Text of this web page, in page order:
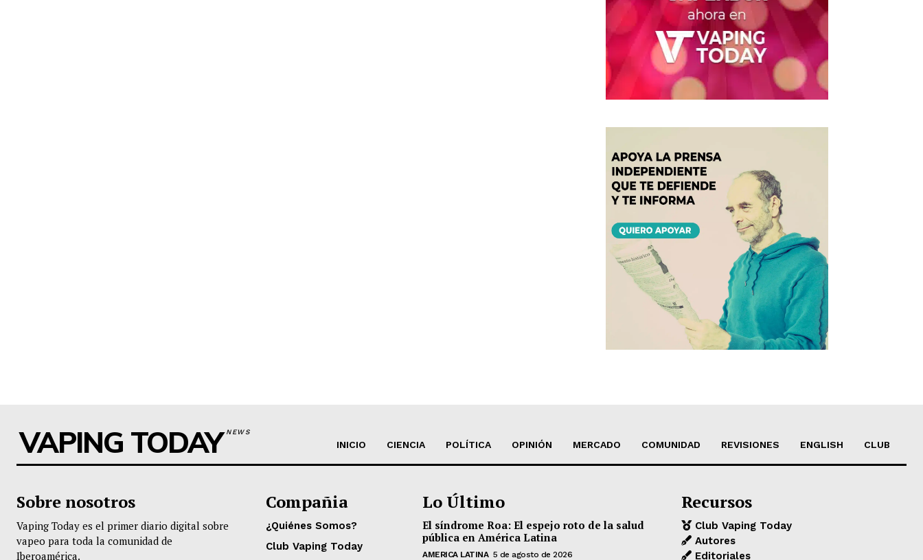
VAPING TODAYNEWS
INICIO CIENCIA POLÍTICA OPINIÓN MERCADO COMUNIDAD REVISIONES ENGLISH CLUB
Sobre nosotros
Vaping Today es el primer diario digital sobre
vapeo para toda la comunidad de
Iberoamérica.
Compañia
¿Quiénes Somos?
Club Vaping Today
Lo Último
El síndrome Roa: El espejo roto de la salud
pública en América Latina
AMERICA LATINA 5 de agosto de 2026
Recursos
Club Vaping Today
Autores
Editoriales